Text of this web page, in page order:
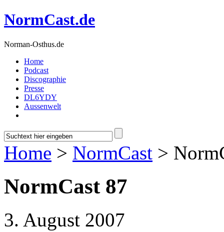
NormCast.de
Norman-Osthus.de
Home
Podcast
Discographie
Presse
DL6YDY
Aussenwelt
Home > NormCast >
NormCast 87
3. August 2007